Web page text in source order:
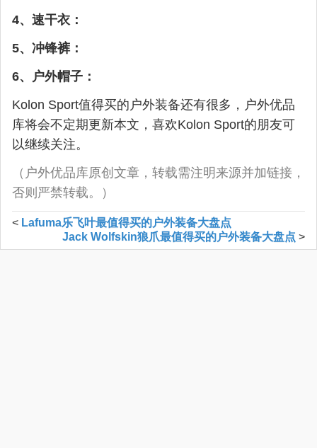
4、速干衣：
5、冲锋裤：
6、户外帽子：
Kolon Sport值得买的户外装备还有很多，户外优品
库将会不定期更新本文，喜欢Kolon Sport的朋友可
以继续关注。
（户外优品库原创文章，转载需注明来源并加链接，
否则严禁转载。）
< Lafuma乐飞叶最值得买的户外装备大盘点
Jack Wolfskin狼爪最值得买的户外装备大盘点 >